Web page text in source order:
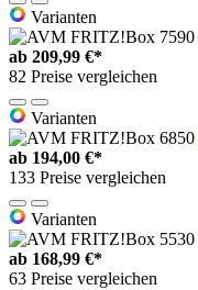
Varianten
ab 209,99 €*
82 Preise vergleichen
Varianten
ab 194,00 €*
133 Preise vergleichen
Varianten
ab 168,99 €*
63 Preise vergleichen